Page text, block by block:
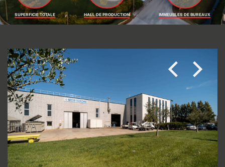
SUPERFICIE TOTALE HALL DE PRODUCTION IMMEUBLES DE BUREAUX